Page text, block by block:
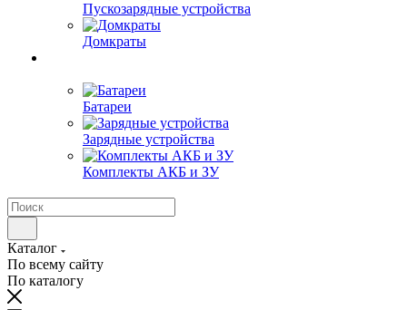
Пускозарядные устройства
Домкраты
Батареи
Зарядные устройства
Комплекты АКБ и ЗУ
Каталог
По всему сайту
По каталогу